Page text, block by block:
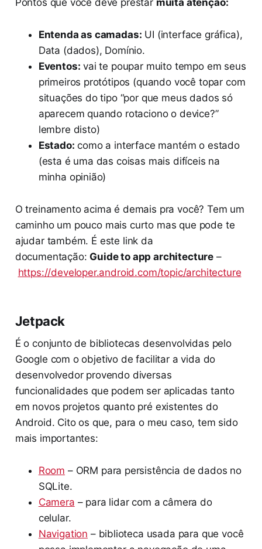
Pontos que você deve prestar muita atenção:
Entenda as camadas: UI (interface gráfica),
Data (dados), Domínio.
Eventos: vai te poupar muito tempo em seus
primeiros protótipos (quando você topar com
situações do tipo “por que meus dados só
aparecem quando rotaciono o device?”
lembre disto)
Estado: como a interface mantém o estado
(esta é uma das coisas mais difíceis na
minha opinião)
O treinamento acima é demais pra você? Tem um
caminho um pouco mais curto mas que pode te
ajudar também. É este link da
documentação: Guide to app architecture –
https://developer.android.com/topic/architecture
Jetpack
É o conjunto de bibliotecas desenvolvidas pelo
Google com o objetivo de facilitar a vida do
desenvolvedor provendo diversas
funcionalidades que podem ser aplicadas tanto
em novos projetos quanto pré existentes do
Android. Cito os que, para o meu caso, tem sido
mais importantes:
Room – ORM para persistência de dados no
SQLite.
Camera – para lidar com a câmera do
celular.
Navigation – biblioteca usada para que você